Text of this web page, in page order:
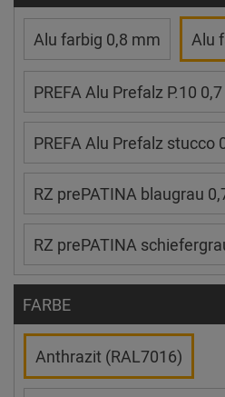
Alu farbig 0,8 mm Alu
PREFA Alu Prefalz P.10
PREFA Alu Prefalz stucco
RZ prePATINA blaugrau
RZ prePATINA
FARBE
Anthrazit (RAL7016)